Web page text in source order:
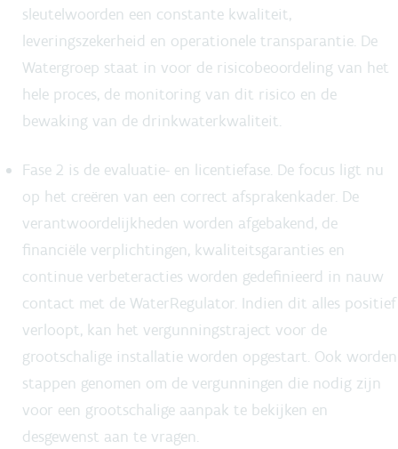
sleutelwoorden een constante kwaliteit,
leveringszekerheid en operationele transparantie. De
Watergroep staat in voor de risicobeoordeling van het
hele proces, de monitoring van dit risico en de
bewaking van de drinkwaterkwaliteit.
Fase 2 is de evaluatie- en licentiefase. De focus ligt nu
op het creëren van een correct afsprakenkader. De
verantwoordelijkheden worden afgebakend, de
financiële verplichtingen, kwaliteitsgaranties en
continue verbeteracties worden gedefinieerd in nauw
contact met de WaterRegulator. Indien dit alles positief
verloopt, kan het vergunningstraject voor de
grootschalige installatie worden opgestart. Ook worden
stappen genomen om de vergunningen die nodig zijn
voor een grootschalige aanpak te bekijken en
desgewenst aan te vragen.